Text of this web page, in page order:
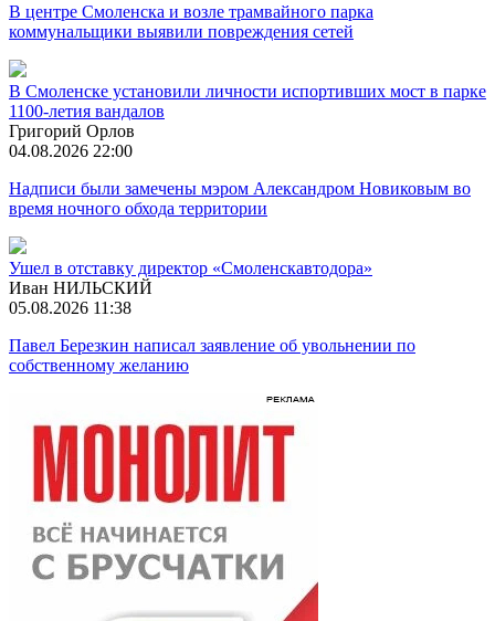
В центре Смоленска и возле трамвайного парка
коммунальщики выявили повреждения сетей
В Смоленске установили личности испортивших мост в парке
1100-летия вандалов
Григорий Орлов
04.08.2026 22:00
Надписи были замечены мэром Александром Новиковым во
время ночного обхода территории
Ушел в отставку директор «Смоленскавтодора»
Иван НИЛЬСКИЙ
05.08.2026 11:38
Павел Березкин написал заявление об увольнении по
собственному желанию